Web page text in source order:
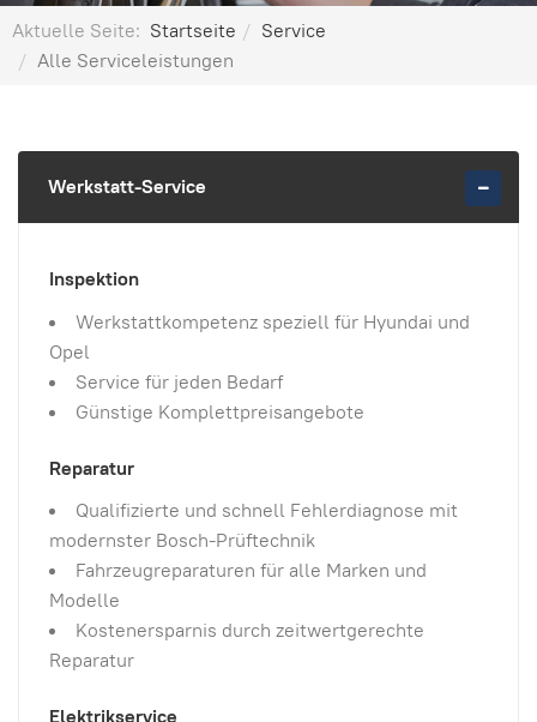
Aktuelle Seite: Startseite
Service
Alle Serviceleistungen
Werkstatt-Service
Inspektion
Werkstattkompetenz speziell für Hyundai und
Opel
Service für jeden Bedarf
Günstige Komplettpreisangebote
Reparatur
Qualifizierte und schnell Fehlerdiagnose mit
modernster Bosch-Prüftechnik
Fahrzeugreparaturen für alle Marken und
Modelle
Kostenersparnis durch zeitwertgerechte
Reparatur
Elektrikservice